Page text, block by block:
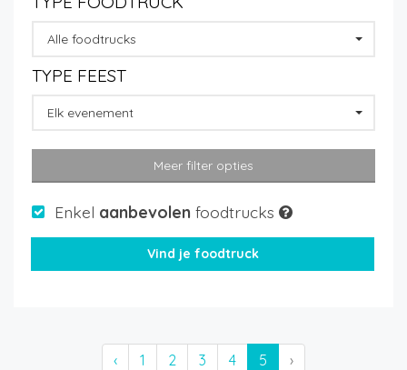
Alle foodtrucks
TYPE FEEST
Elk evenement
Meer filter opties
Enkel aanbevolen foodtrucks
‹ 1 2 3 4 5 ›